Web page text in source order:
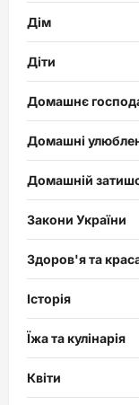
Дім
Діти
Домашнє
Домашні
Домашній
Закони України
Здоров'я та
Історія
Їжа та кулінарія
Квіти